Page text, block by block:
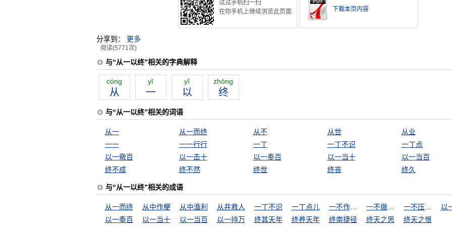
试试手机扫一扫
在你手机上继续浏览此页面
下载本页内容
分享到： 更多
阅读(5771次)
与“从一以终”相关的字典解释
cóng
从
yī
一
yĭ
以
zhōng
终
与“从一以终”相关的词语
从一 从一而终 从不 从世
从业
一一
一一行行 一丁 一丁不识
一丁点
以一儆百
以一击十 以一奉百 以一当十
以一当百
终不成
终不然 终世 终丧 终久
与“从一以终”相关的成语
从一而终 从中作梗 从中渔利 从井救人 一丁不识 一丁点儿 一不作，二不休 一不做，二不休 一不压众，百不随一
以
以一奉百
以一当十 以一当百 以一持万 终其天年 终养天年 终南捷径 终天之思 终天之恨